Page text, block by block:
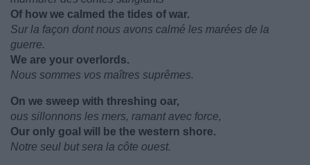
Of how we calmed the tides of war.
Sur la façon dont nous avons calmé les marées de la
guerre.
We are your overlords.
Nous sommes vos maîtres suprêmes.
On we sweep with threshing oar,
ous sillonnons les mers, ramant avec force,
Our only goal will be the western shore.
Notre seul but sera la côte ouest.